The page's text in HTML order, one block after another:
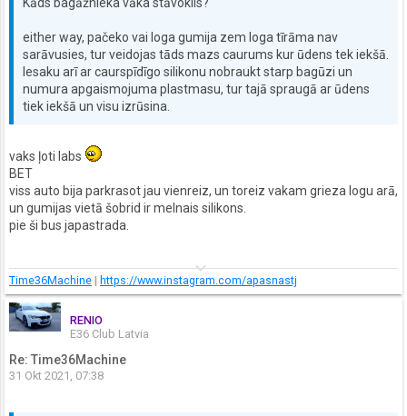
either way, pačeko vai loga gumija zem loga tīrāma nav
sarāvusies, tur veidojas tāds mazs caurums kur ūdens tek iekšā.
Iesaku arī ar caurspīdīgo silikonu nobraukt starp bagūzi un
numura apgaismojuma plastmasu, tur tajā spraugā ar ūdens
tiek iekšā un visu izrūsina.
vaks ļoti labs
BET
viss auto bija parkrasot jau vienreiz, un toreiz vakam grieza logu arā,
un gumijas vietā šobrid ir melnais silikons.
pie ši bus japastrada.
keyboard_arrow_down
Time36Machine | https://www.instagram.com/apasnastj
RENIO
E36 Club Latvia
Re: Time36Machine
31 Okt 2021, 07:38